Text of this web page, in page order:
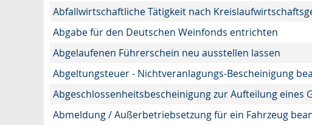
Abfallwirtschaftliche Tätigkeit nach
Abgabe für den Deutschen Weinfonds entrichten
Abgelaufenen Führerschein neu ausstellen lassen
Abgeltungsteuer - Nichtveranlagungs-Bescheinigung
Abgeschlossenheitsbescheinigung zur Aufteilung eines
Abmeldung / Außerbetriebsetzung für ein Fahrzeug